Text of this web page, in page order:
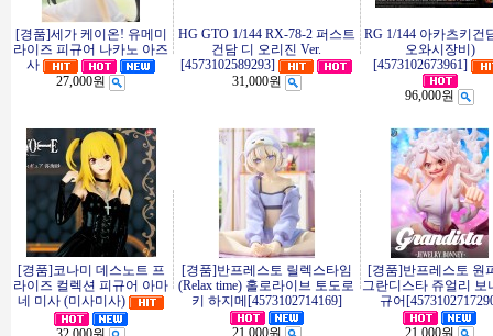
[경품]세가 케이온! 유메미
라이즈 피규어 나카노 아즈
사
27,000원
HG GTO 1/144 RX-78-2 퍼스트
건담 디 오리진 Ver.
[4573102589293]
31,000원
RG 1/144 아카츠키건
오와시장비)
[4573102673961]
96,000원
[경품]코나미 데스노트 프
라이즈 컬렉션 피규어 아마
네 미사 (미사미사)
[경품]반프레스토 릴렉스타임
(Relax time) 홀로라이브 토도로
키 하지메[4573102714169]
21,000원
[경품]반프레스토 원
그란디스타 쥬얼리 보
규어
21,000원